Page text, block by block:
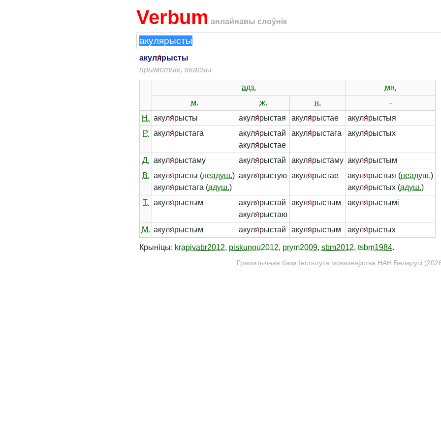
Verbum анлайнавы слоўнік
акуля́рысты
прыметнік, якасны
адз.
мн.
м.
ж. н.
-
Н. акуля́рысты акуля́рыстая акуля́рыстае акуля́рыстыя
Р.
акуля́рыстага акуля́рыстай
акуля́рыстае
акуля́рыстага акуля́рыстых
Д. акуля́рыстаму акуля́рыстай акуля́рыстаму акуля́рыстым
В. акуля́рысты (неадуш.)
акуля́рыстага (адуш.)
акуля́рыстую акуля́рыстае акуля́рыстыя (неадуш.)
акуля́рыстых (адуш.)
Т.
акуля́рыстым акуля́рыстай
акуля́рыстаю
акуля́рыстым акуля́рыстымі
М. акуля́рыстым акуля́рыстай акуля́рыстым акуля́рыстых
Крыніцы: krapivabr2012, piskunou2012, prym2009, sbm2012, tsbm1984.
Граматычная база Інстытута мовазнаўства НАН Беларусі